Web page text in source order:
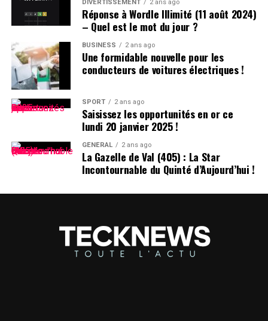
DÉCLARATION DE TIKTOK :
>
En collaboration avec nos
partenaires techniques,
nous travaillons activement
à rétablir notre service.
Nous remercions le
président Trump pour avoir
rassuré nos partenaires
qu’ils ne subiront aucune
DIVERTISSEMENT 2 ans ago
Réponse à Wordle Illimité (11 août 2024)
– Quel est le mot du jour ?
BUSINESS 2 ans ago
Une formidable nouvelle pour les
conducteurs de voitures électriques !
SPORT 2 ans ago
Saisissez les opportunités en or ce
lundi 20 janvier 2025 !
GÉNÉRAL 2 ans ago
La Gazelle de Val (405) : La Star
Incontournable du Quinté d’Aujourd’hui !